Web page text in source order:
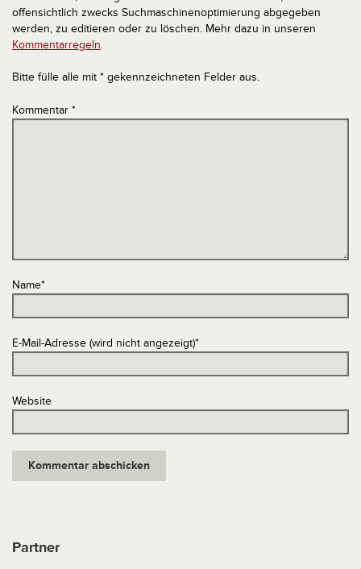
offensichtlich zwecks Suchmaschinenoptimierung abgegeben
werden, zu editieren oder zu löschen. Mehr dazu in unseren
Kommentarregeln.
Bitte fülle alle mit * gekennzeichneten Felder aus.
Kommentar *
Name*
E-Mail-Adresse (wird nicht angezeigt)*
Website
Partner